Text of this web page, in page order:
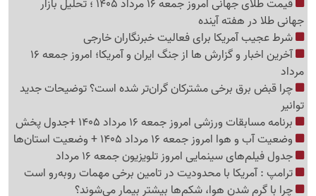
قیمت طلای جهانی امروز جمعه 16 مرداد 1405 ؛ تحلیل بازار
جهانی طلا در هفته آینده
شرط عجیب آمریکا برای فعالیت خبرنگاران خارجی
آخرین اخبار و گزارش ها از جنگ ایران و آمریکا؛ امروز جمعه 16
مرداد
چرا قبض برق برخی مشترکان گران‌تر شده است؟ توضیحات جدید
توانیر
برنامه مسابقات ورزشی امروز جمعه 16 مرداد 1405 +جدول پخش
وضعیت آب و هوا امروز جمعه 16 مرداد 1405 + وضعیت استان‌ها
جدول فیلم‌های سینمایی امروز تلویزیون جمعه 16 مرداد
ترامپ : آمریکا با محدودیت در تامین برخی مهمات روبه‌رو است
چرا با گرم شدن هوا، شکم‌ها بیشتر بیمار می‌شوند؟